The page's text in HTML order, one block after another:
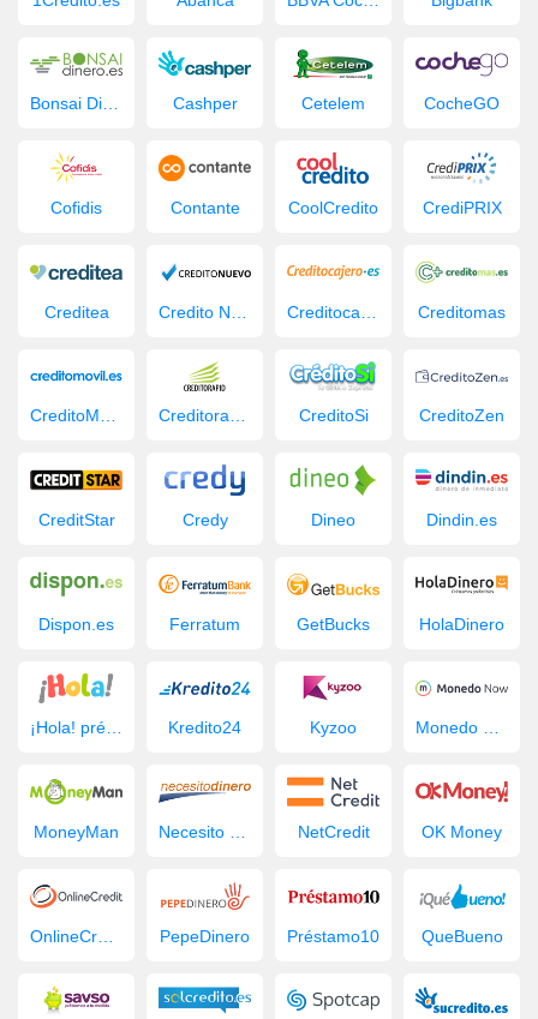
Bonsai Dinero Cashper Cetelem CocheGO
Cofidis Contante CoolCredito CrediPRIX
Creditea Creditomas
CreditoMovil.es Creditorapid CreditoSi CreditoZen
CreditStar Credy Dineo Dindin.es
Dispon.es Ferratum GetBucks HolaDinero
¡Hola! préstamo Kredito24 Kyzoo Monedo Now
MoneyMan NetCredit OK Money
PepeDinero Préstamo10 QueBueno